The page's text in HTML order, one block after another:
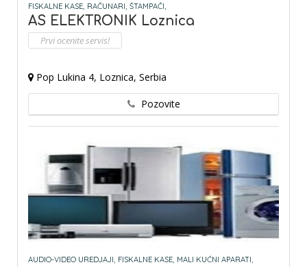
FISKALNE KASE, RAČUNARI, ŠTAMPAČI,
AS ELEKTRONIK Loznica
Prvi ocenite servis!
Pop Lukina 4, Loznica, Serbia
Pozovite
AUDIO-VIDEO UREDJAJI, FISKALNE KASE, MALI KUĆNI APARATI,